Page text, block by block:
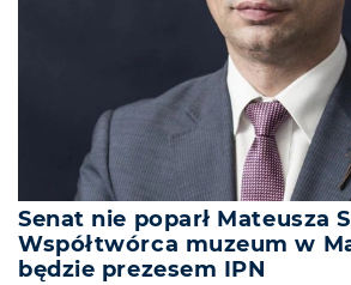
Senat nie poparł Mateusza
Współtwórca muzeum w
będzie prezesem IPN